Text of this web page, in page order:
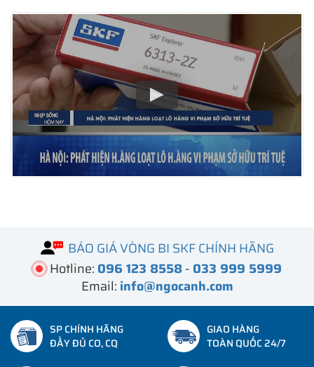
BÁO GIÁ VÒNG BI SKF CHÍNH HÃNG
Hotline: 096 123 8558- 033 999 5999
Email: info@ngocanh.com
SP CHÍNH HÃNG
ĐẦY ĐỦ CO, CQ
GIAO HÀNG
TOÀN QUỐC 24/7